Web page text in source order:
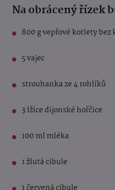
Na obrácený řízek
800 g vepřové kotlety bez
5 vajec
strouhanka ze 4 rohlíků
3 lžíce dijonské hořčice
100 ml mléka
1 žlutá cibule